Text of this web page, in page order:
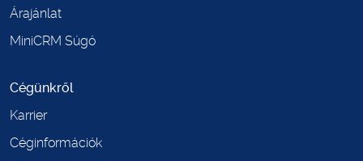
Árajánlat
MiniCRM Súgó
Cégünkről
Karrier
Céginformációk